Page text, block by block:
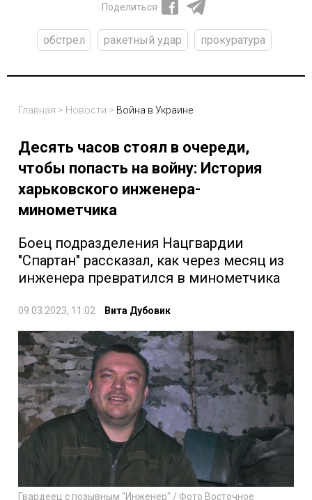
Поделиться
обстрел ракетный удар прокуратура
Главная > Новости > Война в Украине
Десять часов стоял в очереди,
чтобы попасть на войну: История
харьковского инженера-
минометчика
Боец подразделения Нацгвардии
"Спартан" рассказал, как через месяц из
инженера превратился в минометчика
09.03.2023, 11:02 Вита Дубовик
Гвардеец с позывным "Инженер" / Фото Восточное